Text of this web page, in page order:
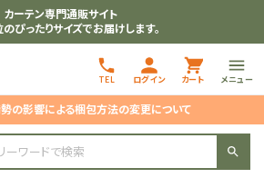
カーテン専門通販サイト
ぴったりサイズでお届けします。
TEL ログイン カート メニュー
の影響による梱包方法の変更について